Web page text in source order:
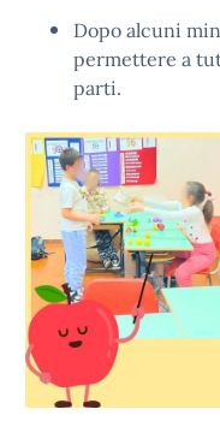
Dopo alcuni
permettere a
parti.